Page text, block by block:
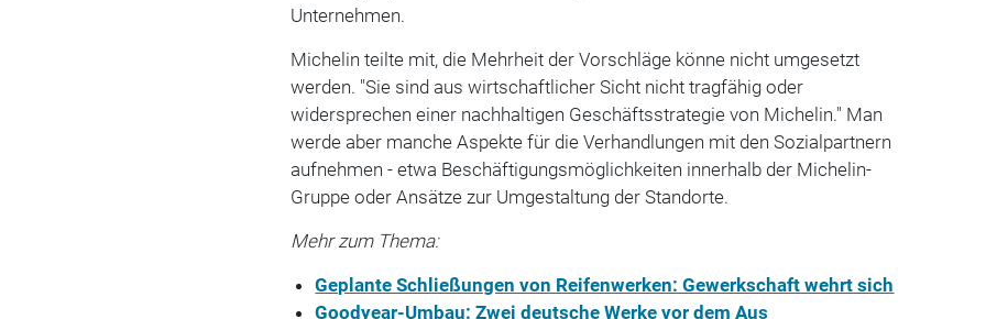
Unternehmen.
Michelin teilte mit, die Mehrheit der Vorschläge könne nicht umgesetzt
werden. "Sie sind aus wirtschaftlicher Sicht nicht tragfähig oder
widersprechen einer nachhaltigen Geschäftsstrategie von Michelin." Man
werde aber manche Aspekte für die Verhandlungen mit den Sozialpartnern
aufnehmen - etwa Beschäftigungsmöglichkeiten innerhalb der Michelin-
Gruppe oder Ansätze zur Umgestaltung der Standorte.
Mehr zum Thema:
Geplante Schließungen von Reifenwerken: Gewerkschaft wehrt sich
Goodyear-Umbau: Zwei deutsche Werke vor dem Aus